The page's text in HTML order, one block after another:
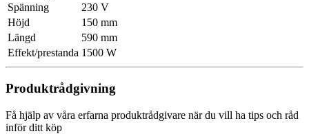
Spänning
230 V
Höjd
150 mm
Längd
590 mm
Effekt/prestanda 1500 W
Produktrådgivning
Få hjälp av våra erfarna produktrådgivare när du vill ha tips och råd
inför ditt köp